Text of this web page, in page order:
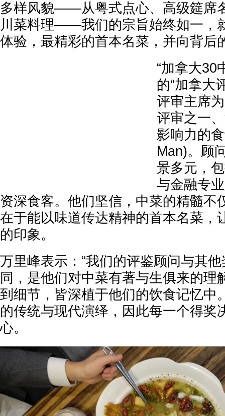
多样风貌——从粤式点心、高级筵席
川菜料理——我们的宗旨始终如一，
体验，最精彩的首本名菜，并向背后
“加拿大30
的“加拿大
评审主席
评审之一
影响力的
Man)。顾
景多元，
与金融专
资深食客。他们坚信，中菜的精髓不
在于能以味道传达精神的首本名菜，
的印象。
万里峰表示：“我们的评鉴顾问与其
同，是他们对中菜有著与生俱来的
到细节，皆深植于他们的饮食记忆中
的传统与现代演绎，因此每一个得奖
心。